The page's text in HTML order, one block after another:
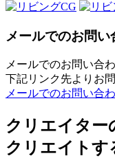
メールでのお問い
メールでのお問い合わ
下記リンク先よりお
メールでのお問い合
クリエイター
クリエイトす